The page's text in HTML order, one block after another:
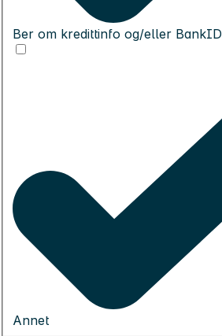
Ber om kredittinfo og/eller BankID
Annet